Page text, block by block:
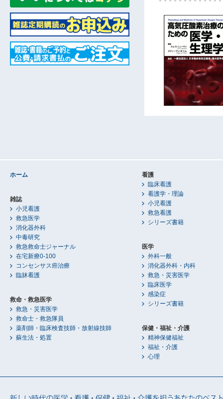
ホーム
雑誌
小児看護
救急医学
消化器外科
中毒研究
救急救命士ジャーナル
在宅新療0-100
コンセンサス癌治療
臨牀看護
救命・救急医学
救急・災害医学
救命士・救急隊員
薬剤師・臨床検査技師・放射線技師
蘇生法・処置
看護
臨床看護
看護学・理論
小児看護
救急看護
シリーズ書籍
医学
外科一般
消化器外科・内科
救急・災害医学
臨床医学
感染症
シリーズ書籍
保健・福祉・介護
精神保健福祉
福祉・介護
心理